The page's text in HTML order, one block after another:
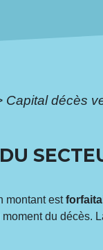
Capital décès
montant est
du décès.